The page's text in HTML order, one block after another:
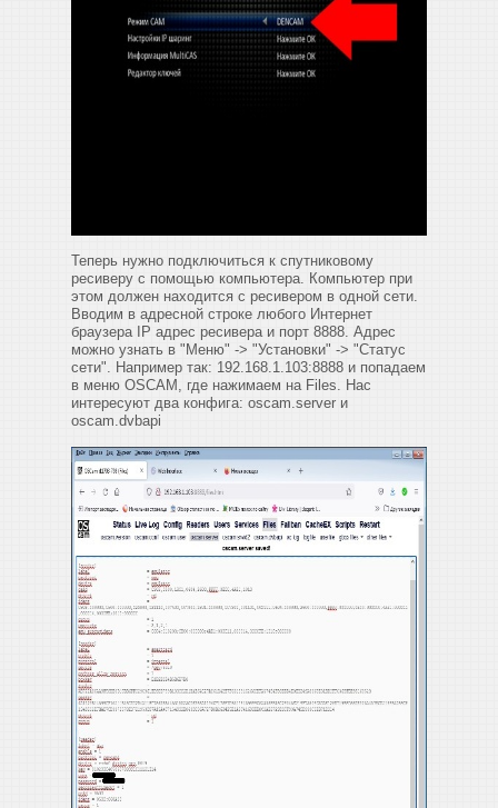
Теперь нужно подключиться к спутниковому
ресиверу с помощью компьютера. Компьютер при
этом должен находится с ресивером в одной сети.
Вводим в адресной строке любого Интернет
браузера IP адрес ресивера и порт 8888. Адрес
можно узнать в "Меню" -> "Установки" -> "Статус
сети". Например так: 192.168.1.103:8888 и попадаем
в меню OSCAM, где нажимаем на Files. Нас
интересуют два конфига: oscam.server и
oscam.dvbapi